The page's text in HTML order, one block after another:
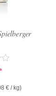
€/ kg)